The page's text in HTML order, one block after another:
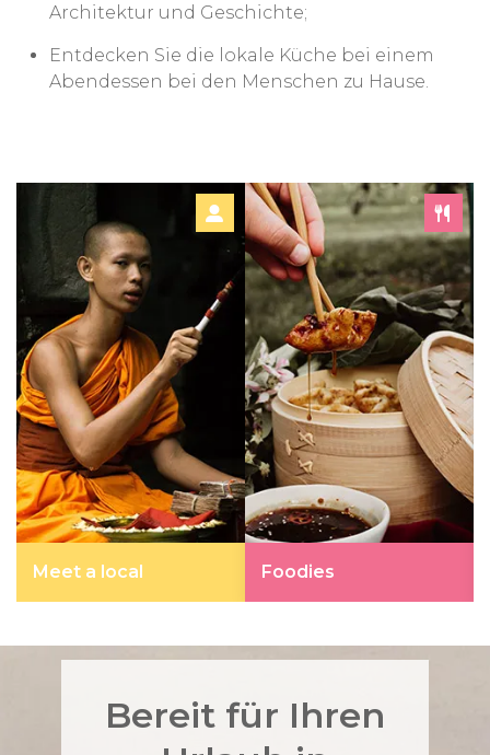
Architektur und Geschichte;
Entdecken Sie die lokale Küche bei einem
Abendessen bei den Menschen zu Hause.
Meet a local Foodies
Bereit für Ihren